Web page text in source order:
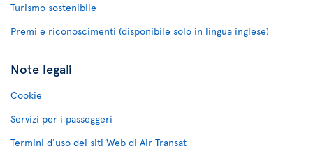
Turismo sostenibile
Premi e riconoscimenti (disponibile solo in lingua inglese)
Note legali
Cookie
Servizi per i passeggeri
Termini d'uso dei siti Web di Air Transat